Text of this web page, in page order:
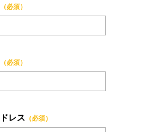
（必須）
（必須）
レス （必須）